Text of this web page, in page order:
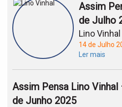
Assim
de Julho
Lino Vinhal
14 de Julho
Ler mais
Assim Pensa Lino Vinhal
de Junho 2025